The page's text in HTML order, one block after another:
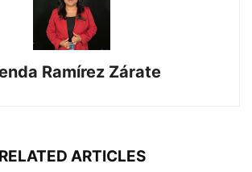
Ramírez Zárate
RELATED ARTICLES